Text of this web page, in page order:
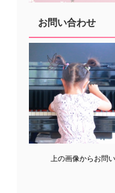
お問い合わせ
上の画像からお問